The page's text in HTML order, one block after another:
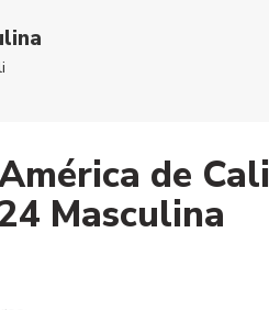
de Cali
Masculina